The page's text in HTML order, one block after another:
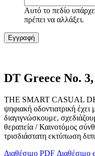
Αυτό το πεδίο
πρέπει να αλλάξει.
DT Greece No.
THE SMART CASUAL
ψηφιακή οδοντιατρική
διαγιγνώσκουμε,
θεραπεία / Καινοτόμος
τρισδιάστατη εκτύπωση
Διαθέσιμο PDF Διαθέσιμο